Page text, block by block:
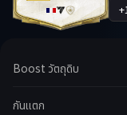
Boost วัตถุดิบ
กันแตก